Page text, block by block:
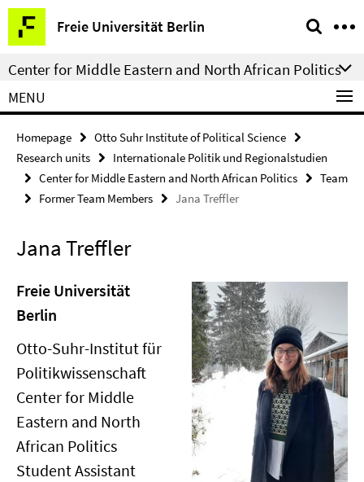
Springe
direkt
zu
Inhalt
Freie Universität Berlin
Service
Navigation
Center for Middle Eastern and North African Politics
MENU
Homepage
Otto Suhr Institute of Political Science
Research units
Internationale Politik und Regionalstudien
Center for Middle Eastern and North African Politics
Team
Former Team Members
Jana Treffler
Jana Treffler
Freie Universität
Berlin
Otto-Suhr-Institut für
Politikwissenschaft
Center for Middle
Eastern and North
African Politics
Student Assistant